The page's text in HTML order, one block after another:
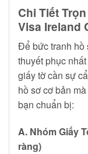
Chi Tiết
Visa Ireland
Để bức tranh hồ
thuyết phục
giấy tờ cần sự
hồ sơ cơ bản
bạn chuẩn bị:
A. Nhóm Giấy
ràng)